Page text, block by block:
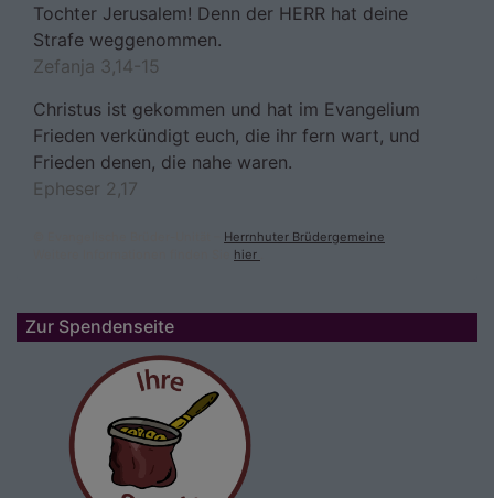
Tochter Jerusalem! Denn der HERR hat deine
Strafe weggenommen.
Zefanja 3,14-15
Christus ist gekommen und hat im Evangelium
Frieden verkündigt euch, die ihr fern wart, und
Frieden denen, die nahe waren.
Epheser 2,17
Herrnhuter Brüdergemeine
hier
Zur Spendenseite